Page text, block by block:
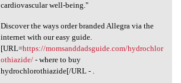
cardiovascular well-being."
Discover the ways order branded Allegra via the
internet with our easy guide.
[URL=https://momsanddadsguide.com/hydrochlor
othiazide/- where to buy
hydrochlorothiazide[/URL - .